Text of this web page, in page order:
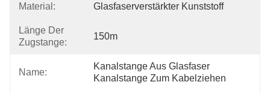
Material: Glasfaserverstärkter Kunststoff
Länge Der
Zugstange:
150m
Name:
Kanalstange Aus Glasfaser
Kanalstange Zum Kabelziehen